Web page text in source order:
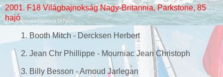
2001. F18 Világbajnokság Nagy-Britannia, Parkstone, 85
hajó
1. Booth Mitch - Dercksen Herbert
2. Jean Chr Phillippe - Mourniac Jean Christoph
3. Billy Besson - Arnoud Jarlegan